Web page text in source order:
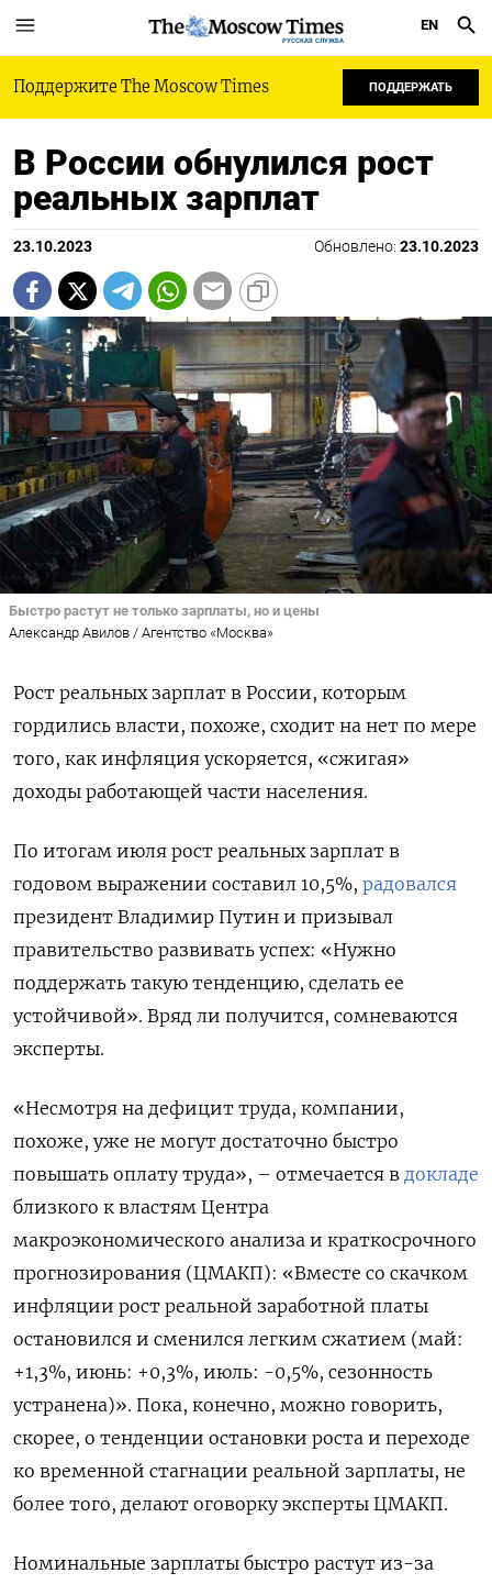
РУССКАЯ СЛУЖБА
EN
Поддержите The Moscow Times ПОДДЕРЖАТЬ
В России обнулился рост
реальных зарплат
23.10.2023 Обновлено: 23.10.2023
Быстро растут не только зарплаты, но и цены
Александр Авилов / Агентство «Москва»
Рост реальных зарплат в России, которым
гордились власти, похоже, сходит на нет по мере
того, как инфляция ускоряется, «сжигая»
доходы работающей части населения.
По итогам июля рост реальных зарплат в
годовом выражении составил 10,5%, радовался
президент Владимир Путин и призывал
правительство развивать успех: «Нужно
поддержать такую тенденцию, сделать ее
устойчивой». Вряд ли получится, сомневаются
эксперты.
«Несмотря на дефицит труда, компании,
похоже, уже не могут достаточно быстро
повышать оплату труда», – отмечается в докладе
близкого к властям Центра
макроэкономического анализа и краткосрочного
прогнозирования (ЦМАКП): «Вместе со скачком
инфляции рост реальной заработной платы
остановился и сменился легким сжатием (май:
+1,3%, июнь: +0,3%, июль: -0,5%, сезонность
устранена)». Пока, конечно, можно говорить,
скорее, о тенденции остановки роста и переходе
ко временной стагнации реальной зарплаты, не
более того, делают оговорку эксперты ЦМАКП.
Номинальные зарплаты быстро растут из-за